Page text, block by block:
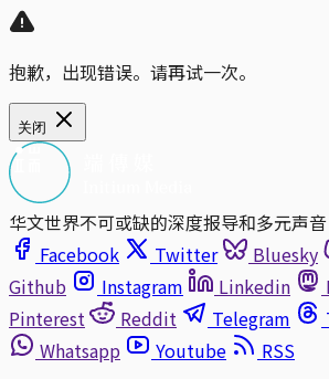
抱歉，出现错误。请再试一次。
关闭
华文世界不可或缺的深度报导和多元声音
Facebook
Twitter Bluesky
Github
Instagram Linkedin
Pinterest
Reddit Telegram
Whatsapp
Youtube
RSS